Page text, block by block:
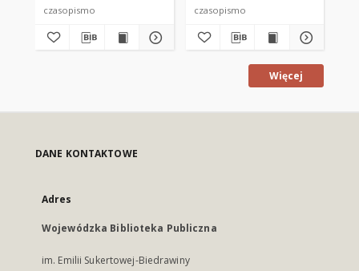
czasopismo czasopismo
Więcej
DANE KONTAKTOWE
Adres
Wojewódzka Biblioteka Publiczna
im. Emilii Sukertowej-Biedrawiny